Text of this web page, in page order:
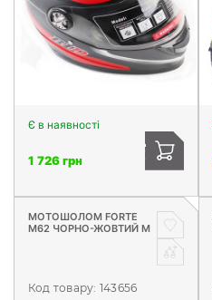
Є в наявності
1 726 грн
МОТОШОЛОМ FORTE
М62 ЧОРНО-ЖОВТИЙ М
Код товару: 143656